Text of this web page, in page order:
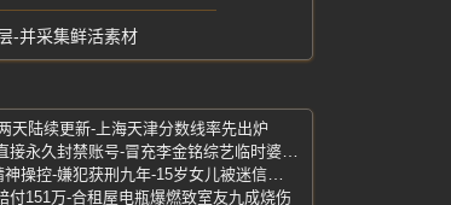
-并采集鲜活素材
天陆续更新-上海天津分数线率先出炉
网红账号-平台查实造假直接永久封禁账号-冒充李金铭综艺临时婆婆蹭流量
母亲轻信网络假大师遭精神操控-嫌犯获刑九年-15岁女儿被迷信话术侵害
付151万-合租屋电瓶爆燃致室友九成烧伤